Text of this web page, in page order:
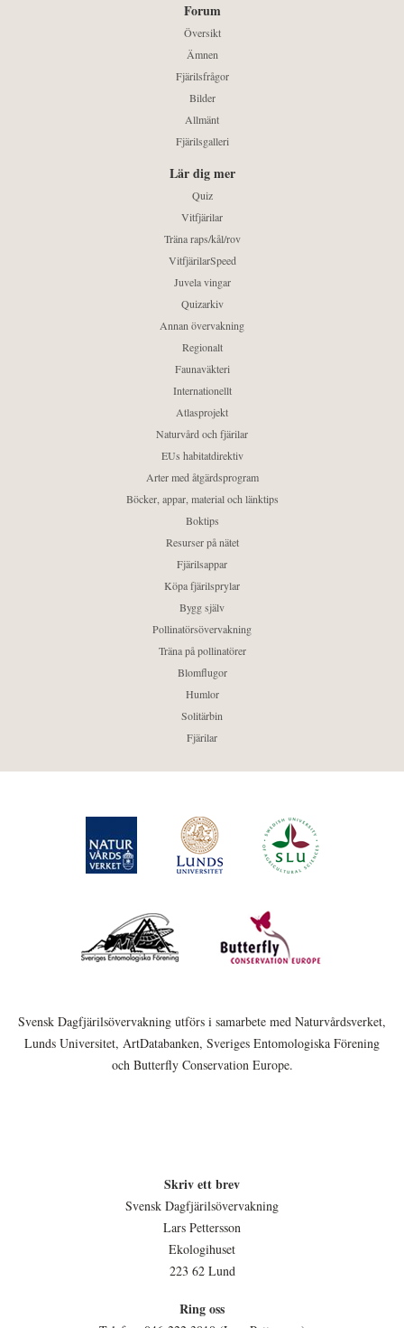
Forum
Översikt
Ämnen
Fjärilsfrågor
Bilder
Allmänt
Fjärilsgalleri
Lär dig mer
Quiz
Vitfjärilar
Träna raps/kål/rov
VitfjärilarSpeed
Juvela vingar
Quizarkiv
Annan övervakning
Regionalt
Faunaväkteri
Internationellt
Atlasprojekt
Naturvård och fjärilar
EUs habitatdirektiv
Arter med åtgärdsprogram
Böcker, appar, material och länktips
Boktips
Resurser på nätet
Fjärilsappar
Köpa fjärilsprylar
Bygg själv
Pollinatörsövervakning
Träna på pollinatörer
Blomflugor
Humlor
Solitärbin
Fjärilar
Svensk Dagfjärilsövervakning utförs i samarbete med Naturvårdsverket,
Lunds Universitet, ArtDatabanken, Sveriges Entomologiska Förening
och Butterfly Conservation Europe.
Skriv ett brev
Svensk Dagfjärilsövervakning
Lars Pettersson
Ekologihuset
223 62 Lund
Ring oss